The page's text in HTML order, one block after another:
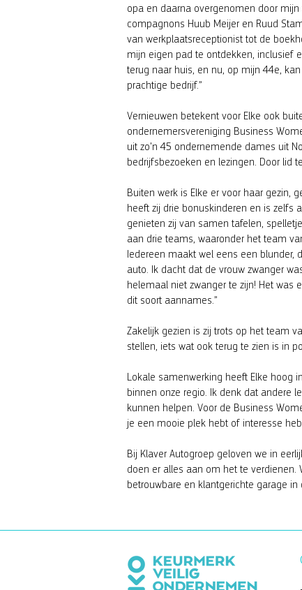
opa en daarna overgenomen door
compagnons Huub Meijer en Ruud
van werkplaatsreceptionist tot de
mijn eigen pad te ontdekken, inclusief
terug naar huis, en nu, op mijn 44e,
prachtige bedrijf.”
Vernieuwen betekent voor Elke ook
ondernemersvereniging Business
uit zo'n 45 ondernemende dames uit
bedrijfsbezoeken en lezingen. Door lid
Buiten werk is Elke er voor haar gezin,
heeft zij drie bonuskinderen en is zelfs
genieten zij van samen tafelen,
aan drie teams, waaronder het team
Iedereen maakt wel eens een blunder,
auto. Ik dacht dat de vrouw zwanger
helemaal niet zwanger te zijn! Het was
dit soort aannames.”
Zakelijk gezien is zij trots op het team
stellen, iets wat ook terug te zien is in
Lokale samenwerking heeft Elke hoog
binnen onze regio. Ik denk dat andere
kunnen helpen. Voor de Business
je een mooie plek hebt of interesse
Bij Klaver Autogroep geloven we in
doen er alles aan om het te
betrouwbare en klantgerichte garage